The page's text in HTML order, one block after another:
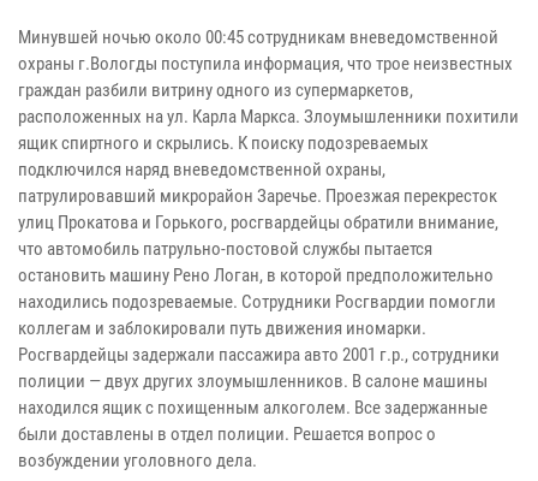
Минувшей ночью около 00:45 сотрудникам вневедомственной
охраны г.Вологды поступила информация, что трое неизвестных
граждан разбили витрину одного из супермаркетов,
расположенных на ул. Карла Маркса. Злоумышленники похитили
ящик спиртного и скрылись. К поиску подозреваемых
подключился наряд вневедомственной охраны,
патрулировавший микрорайон Заречье. Проезжая перекресток
улиц Прокатова и Горького, росгвардейцы обратили внимание,
что автомобиль патрульно-постовой службы пытается
остановить машину Рено Логан, в которой предположительно
находились подозреваемые. Сотрудники Росгвардии помогли
коллегам и заблокировали путь движения иномарки.
Росгвардейцы задержали пассажира авто 2001 г.р., сотрудники
полиции — двух других злоумышленников. В салоне машины
находился ящик с похищенным алкоголем. Все задержанные
были доставлены в отдел полиции. Решается вопрос о
возбуждении уголовного дела.